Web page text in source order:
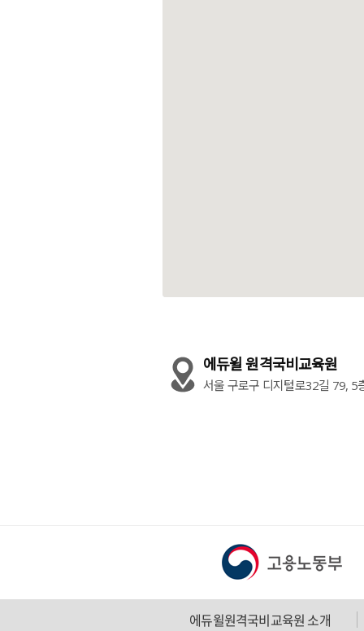
에듀윌 원격국비교육원
서울 구로구 디지털로32길 79, 5
에듀윌원격국비교육원 소개